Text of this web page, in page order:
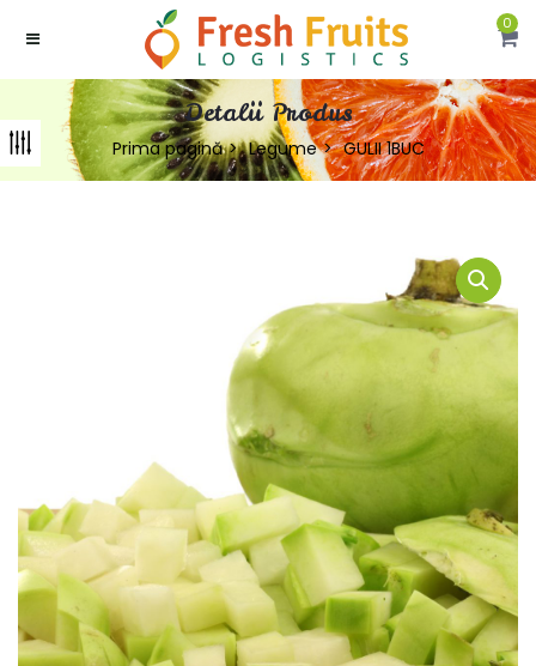
0
Detalii Produs
Prima pagină Legume GULII 1BUC